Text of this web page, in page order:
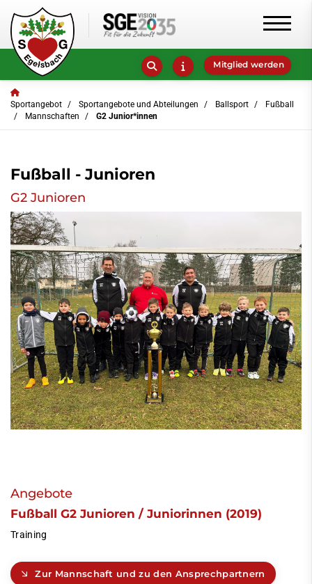
Mitglied werden
Sportangebot Sportangebote und Abteilungen Ballsport
Fußball
Mannschaften
G2 Junior*innen
Fußball - Junioren
G2 Junioren
Angebote
Fußball G2 Junioren / Juniorinnen (2019)
Training
Zur Mannschaft und zu den Ansprechpartnern